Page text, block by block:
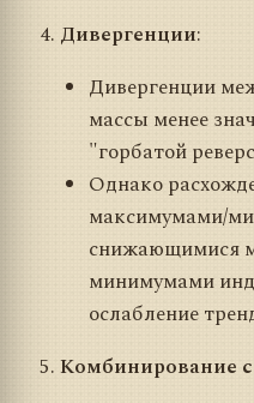
Дивергенции:
Дивергенции
массы менее
"горбатой
Однако
максимумами/
снижающимися
минимумами
ослабление
Комбинирование